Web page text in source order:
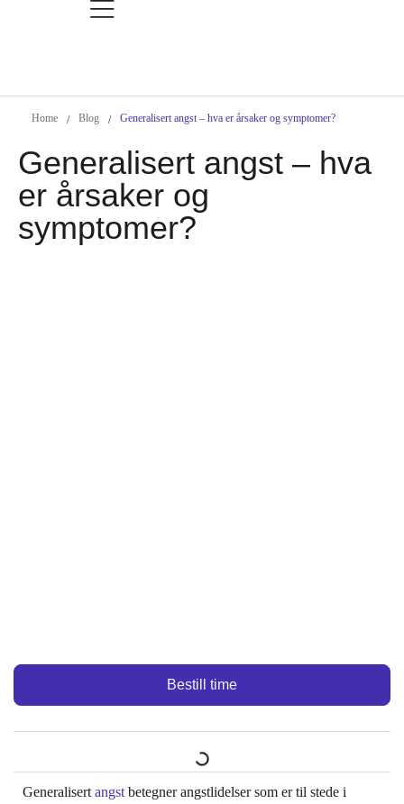
Home / Blog / Generalisert angst – hva er årsaker og symptomer?
Generalisert angst – hva
er årsaker og
symptomer?
Bestill time
Generalisert angst betegner angstlidelser som er til stede i